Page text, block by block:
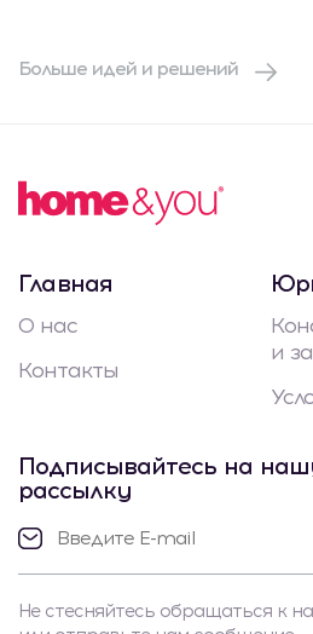
Больше идей и решений
Главная
О нас
Контакты
и
Подписывайтесь на
рассылку
Не стесняйтесь обращаться к